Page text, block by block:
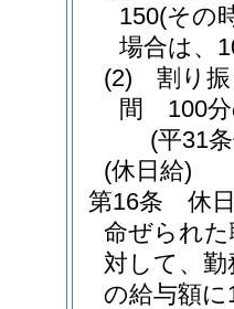
150(その
場合は、
(2)
割り
間 100分
(平31
(休日給)
第16条
休
命ぜられ
対して、
の給与額